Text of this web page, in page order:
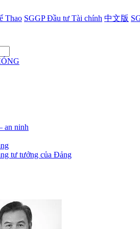
Thao SGGP Đầu tư Tài chính 中文版
an ninh
tư tưởng của Đảng